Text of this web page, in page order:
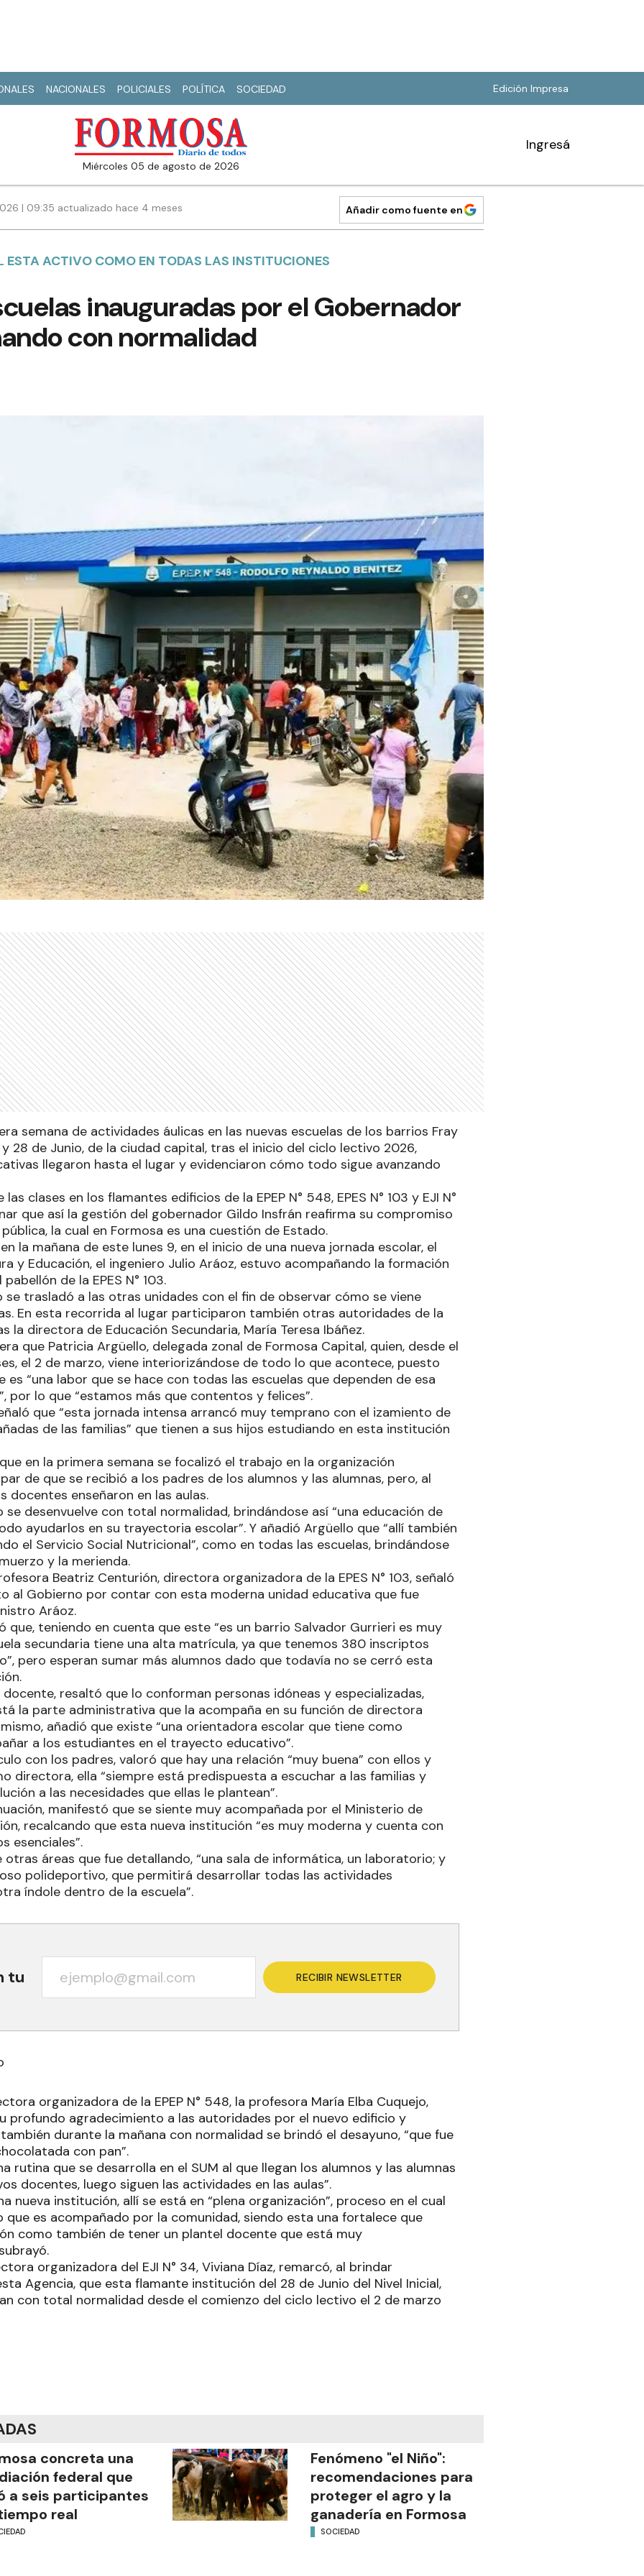
NACIONALES POLICIALES POLÍTICA SOCIEDAD Edición Impresa
miércoles 05 de agosto de 2026
Ingresá
| 09:35 actualizado hace 4 meses Añadir como fuente en
ESTA ACTIVO COMO EN TODAS LAS INSTITUCIONES
inauguradas por el Gobernador
con normalidad
semana de actividades áulicas en las nuevas escuelas de los barrios Fray
28 de Junio, de la ciudad capital, tras el inicio del ciclo lectivo 2026,
llegaron hasta el lugar y evidenciaron cómo todo sigue avanzando
clases en los flamantes edificios de la EPEP N° 548, EPES N° 103 y EJI N°
que así la gestión del gobernador Gildo Insfrán reafirma su compromiso
la cual en Formosa es una cuestión de Estado.
la mañana de este lunes 9, en el inicio de una nueva jornada escolar, el
y Educación, el ingeniero Julio Aráoz, estuvo acompañando la formación
de la EPES N° 103.
se trasladó a las otras unidades con el fin de observar cómo se viene
En esta recorrida al lugar participaron también otras autoridades de la
la directora de Educación Secundaria, María Teresa Ibáñez.
que Patricia Argüello, delegada zonal de Formosa Capital, quien, desde el
el 2 de marzo, viene interiorizándose de todo lo que acontece, puesto
es “una labor que se hace con todas las escuelas que dependen de esa
por lo que “estamos más que contentos y felices”.
que “esta jornada intensa arrancó muy temprano con el izamiento de
de las familias” que tienen a sus hijos estudiando en esta institución
en la primera semana se focalizó el trabajo en la organización
de que se recibió a los padres de los alumnos y las alumnas, pero, al
docentes enseñaron en las aulas.
desenvuelve con total normalidad, brindándose así “una educación de
ayudarlos en su trayectoria escolar”. Y añadió Argüello que “allí también
el Servicio Social Nutricional”, como en todas las escuelas, brindándose
y la merienda.
Beatriz Centurión, directora organizadora de la EPES N° 103, señaló
al Gobierno por contar con esta moderna unidad educativa que fue
Aráoz.
que, teniendo en cuenta que este “es un barrio Salvador Gurrieri es muy
secundaria tiene una alta matrícula, ya que tenemos 380 inscriptos
pero esperan sumar más alumnos dado que todavía no se cerró esta
resaltó que lo conforman personas idóneas y especializadas,
la parte administrativa que la acompaña en su función de directora
añadió que existe “una orientadora escolar que tiene como
a los estudiantes en el trayecto educativo”.
con los padres, valoró que hay una relación “muy buena” con ellos y
directora, ella “siempre está predispuesta a escuchar a las familias y
a las necesidades que ellas le plantean”.
manifestó que se siente muy acompañada por el Ministerio de
recalcando que esta nueva institución “es muy moderna y cuenta con
esenciales”.
otras áreas que fue detallando, “una sala de informática, un laboratorio; y
polideportivo, que permitirá desarrollar todas las actividades
índole dentro de la escuela”.
tu RECIBIR NEWSLETTER
organizadora de la EPEP N° 548, la profesora María Elba Cuquejo,
profundo agradecimiento a las autoridades por el nuevo edificio y
durante la mañana con normalidad se brindó el desayuno, “que fue
con pan”.
rutina que se desarrolla en el SUM al que llegan los alumnos y las alumnas
docentes, luego siguen las actividades en las aulas”.
nueva institución, allí se está en “plena organización”, proceso en el cual
que es acompañado por la comunidad, siendo esta una fortalece que
como también de tener un plantel docente que está muy
organizadora del EJI N° 34, Viviana Díaz, remarcó, al brindar
Agencia, que esta flamante institución del 28 de Junio del Nivel Inicial,
con total normalidad desde el comienzo del ciclo lectivo el 2 de marzo
concreta una
federal que
a seis participantes
real
Fenómeno "el Niño":
recomendaciones para
proteger el agro y la
ganadería en Formosa
SOCIEDAD